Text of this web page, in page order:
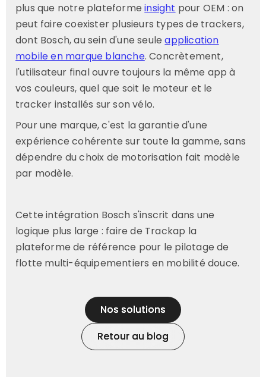
plus que notre plateformeinsight pour OEM : on
peut faire coexister plusieurs types de trackers,
dont Bosch, au sein d'une seuleapplication
mobile en marque blanche. Concrètement,
l'utilisateur final ouvre toujours la même app à
vos couleurs, quel que soit le moteur et le
tracker installés sur son vélo.
Pour une marque, c'est la garantie d'une
expérience cohérente sur toute la gamme, sans
dépendre du choix de motorisation fait modèle
par modèle.
Cette intégration Bosch s'inscrit dans une
logique plus large : faire de Trackap la
plateforme de référence pour le pilotage de
flotte multi-équipementiers en mobilité douce.
Nos solutions
Nos solutions
Retour au blog
Retour au blog